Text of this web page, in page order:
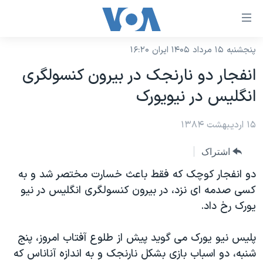
لینکهای
دسترسی
جهش
به
محتوای
اصلی
جهش
صفحه
اصلی
جهش
به
جستجو
نسخه سبک وب‌سایت
موضوع ها
ایران
آمریکا
جهان
ورزشی
گزیده‌ها
ویژه برنامه‌ها
ویدیوها
برنامه های تلویزیونی
جدول برنامه ها
صفحه‌های ویژه
جام جهانی ۲۰۲۶
عملیات خشم حماسی
بایگانی برنامه‌های تلویزیونی
فرکانس‌های صدای آمریکا
پخش رادیویی
یادگیری زبان انگلیسی
پنجشنبه ۱۵ مرداد ۱۴۰۵ ایران ۱۶:۲۰
انفجار دو نارنجک در بيرون کنسولگری
انگليس در نيويورک
۱۵ اردیبهشت ۱۳۸۴
اشتراک
دو انفجار کوچک که فقط باعث خسارت مختصر شد و به
کسی صدمه ای نزد، در بيرون کنسولگری انگليس در نيو
يورک رخ داد.
پليس نيو يورک می گويد پيش از طلوع آفتاب امروز، پنج
شنبه، دو اسباب بازی بشکل نارنجک و به اندازه آناناس که